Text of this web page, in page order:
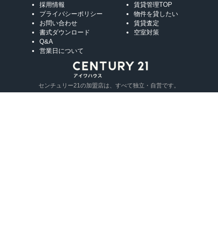
採用情報
プライバシーポリシー
お問い合わせ
書式ダウンロード
Q&A
営業日について
賃貸管理TOP
物件を貸したい
賃貸査定
空室対策
センチュリー21の加盟店は、すべて独立・自営です。